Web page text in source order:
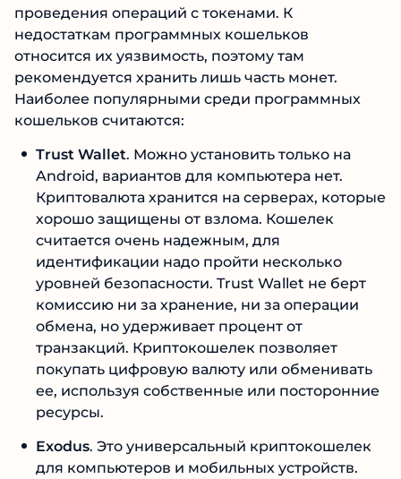
проведения операций с токенами. К
недостаткам программных кошельков
относится их уязвимость, поэтому там
рекомендуется хранить лишь часть монет.
Наиболее популярными среди программных
кошельков считаются:
Trust Wallet. Можно установить только на
Android, вариантов для компьютера нет.
Криптовалюта хранится на серверах, которые
хорошо защищены от взлома. Кошелек
считается очень надежным, для
идентификации надо пройти несколько
уровней безопасности. Trust Wallet не берт
комиссию ни за хранение, ни за операции
обмена, но удерживает процент от
транзакций. Криптокошелек позволяет
покупать цифровую валюту или обменивать
ее, используя собственные или посторонние
ресурсы.
Exodus. Это универсальный криптокошелек
для компьютеров и мобильных устройств.